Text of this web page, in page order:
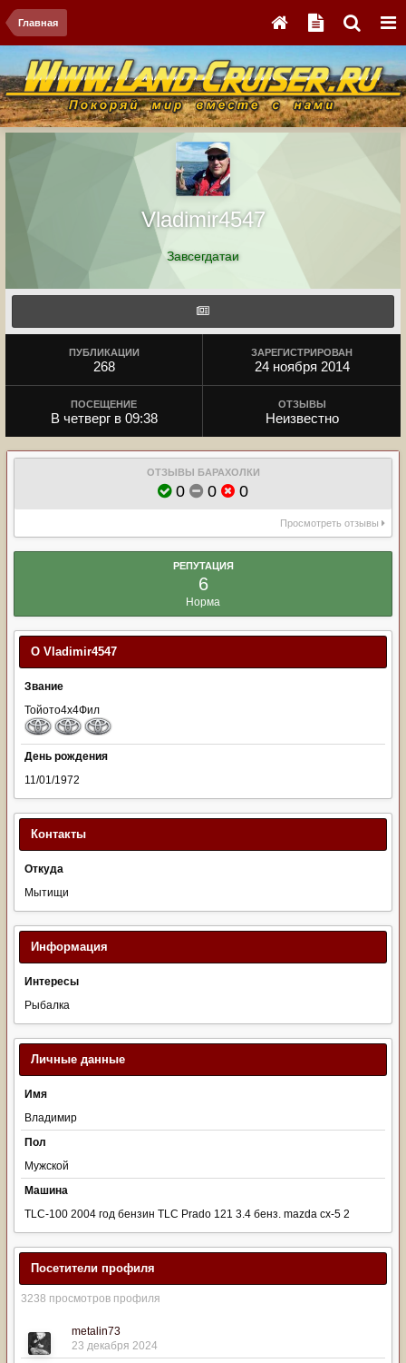
Главная
Vladimir4547
Завсегдатаи
ПУБЛИКАЦИИ
268
ЗАРЕГИСТРИРОВАН
24 ноября 2014
ПОСЕЩЕНИЕ
В четверг в 09:38
ОТЗЫВЫ
Неизвестно
ОТЗЫВЫ БАРАХОЛКИ
0 0 0
Просмотреть отзывы
РЕПУТАЦИЯ
6
Норма
О Vladimir4547
Звание
Тойото4х4Фил
День рождения
11/01/1972
Контакты
Откуда
Мытищи
Информация
Интересы
Рыбалка
Личные данные
Имя
Владимир
Пол
Мужской
Машина
TLC-100 2004 год бензин TLC Prado 121 3.4 бенз. mazda cx-5 2
Посетители профиля
3238 просмотров профиля
metalin73
23 декабря 2024